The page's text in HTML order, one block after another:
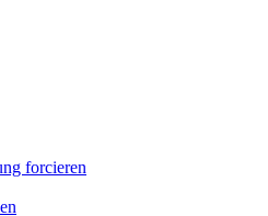
forcieren